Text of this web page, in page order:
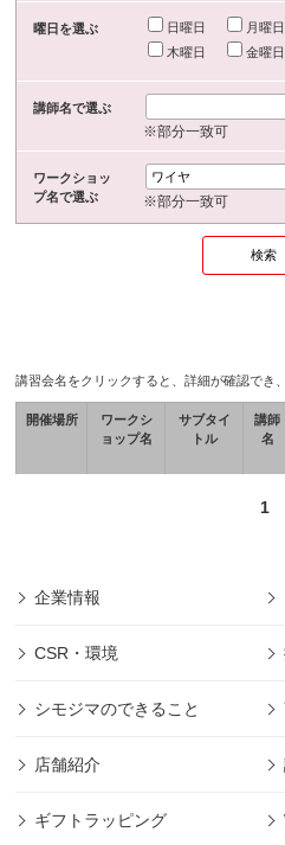
曜日を選ぶ 日曜日 月曜日
木曜日
金曜日
講師名で選ぶ
※部分一致可
ワークショッ
プ名で選ぶ
※部分一致可
講習会名をクリックすると、詳細が確認でき
開催場所
ワークシ
ョップ名
サブタイ
トル
講師
名
1
企業情報
CSR・環境
シモジマのできること
店舗紹介
ギフトラッピング